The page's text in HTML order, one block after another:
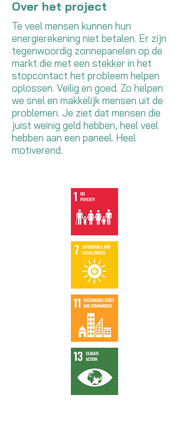
Over het project
Te veel mensen kunnen hun
energierekening niet betalen. Er zijn
tegenwoordig zonnepanelen op de
markt die met een stekker in het
stopcontact het probleem helpen
oplossen. Veilig en goed. Zo helpen
we snel en makkelijk mensen uit de
problemen. Je ziet dat mensen die
juist weinig geld hebben, heel veel
hebben aan een paneel. Heel
motiverend.